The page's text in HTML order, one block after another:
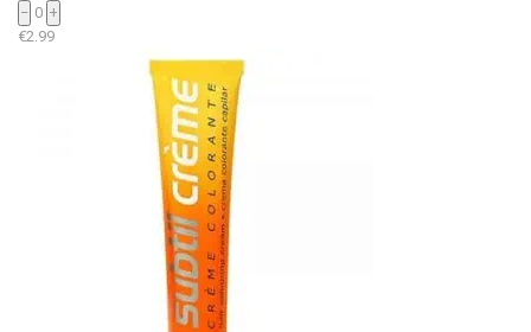
− 0 +
€2.99